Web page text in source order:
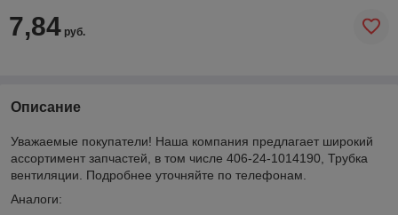
7,84 руб.
Описание
Уважаемые покупатели! Наша компания предлагает широкий
ассортимент запчастей, в том числе 406-24-1014190, Трубка
вентиляции. Подробнее уточняйте по телефонам.
Аналоги: